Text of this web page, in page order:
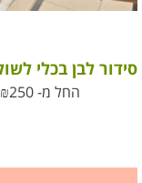
החל מ-
₪250